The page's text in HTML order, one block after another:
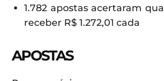
1.782 apostas acertaram
receber R$ 1.272,01 cada
APOSTAS